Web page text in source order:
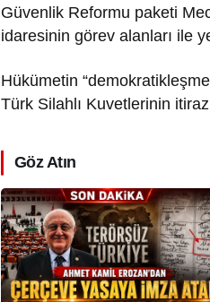
Güvenlik Reformu paketi
idaresinin görev alanları ile
Hükümetin
Türk Silahlı Kuvetlerinin
Göz Atın